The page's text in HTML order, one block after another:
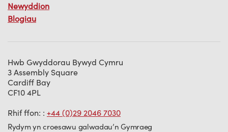
Newyddion
Blogiau
Hwb Gwyddorau Bywyd Cymru
3 Assembly Square
Cardiff Bay
CF10 4PL
Rhif ffon: : +44 (0)29 2046 7030
Rydym yn croesawu galwadau’n Gymraeg